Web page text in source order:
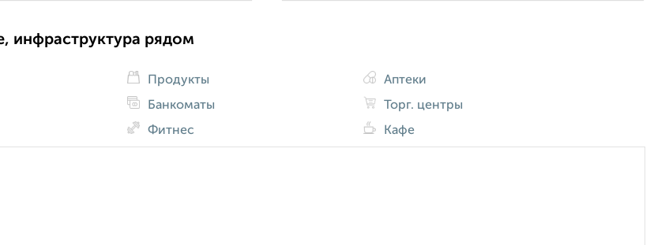
инфраструктура рядом
Продукты
Банкоматы
Фитнес
Аптеки
Торг. центры
Кафе